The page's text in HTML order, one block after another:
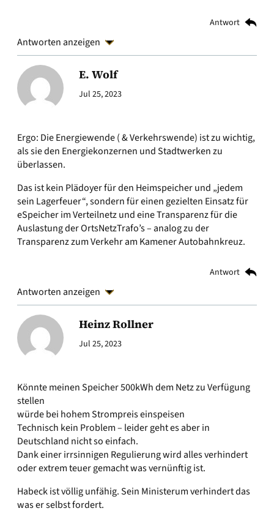
Antwort
Antworten anzeigen
E. Wolf
Jul 25, 2023
Ergo: Die Energiewende ( & Verkehrswende) ist zu wichtig,
als sie den Energiekonzernen und Stadtwerken zu
überlassen.
Das ist kein Plädoyer für den Heimspeicher und „jedem
sein Lagerfeuer“, sondern für einen gezielten Einsatz für
eSpeicher im Verteilnetz und eine Transparenz für die
Auslastung der OrtsNetzTrafo’s – analog zu der
Transparenz zum Verkehr am Kamener Autobahnkreuz.
Antwort
Antworten anzeigen
Heinz Rollner
Jul 25, 2023
Könnte meinen Speicher 500kWh dem Netz zu Verfügung
stellen
würde bei hohem Strompreis einspeisen
Technisch kein Problem – leider geht es aber in
Deutschland nicht so einfach.
Dank einer irrsinnigen Regulierung wird alles verhindert
oder extrem teuer gemacht was vernünftig ist.
Habeck ist völlig unfähig. Sein Ministerum verhindert das
was er selbst fordert.